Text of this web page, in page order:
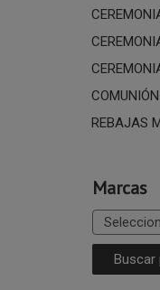
REBAJAS
Marcas